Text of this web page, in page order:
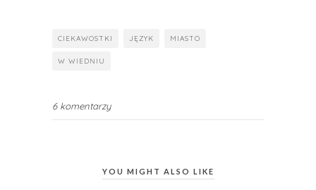
CIEKAWOSTKI JĘZYK MIASTO
W WIEDNIU
6 komentarzy
YOU MIGHT ALSO LIKE